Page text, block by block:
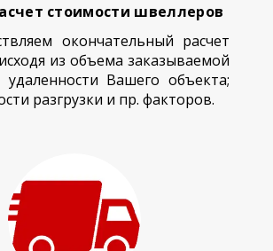
стоимости швеллеров
окончательный расчет
из объема заказываемой
удаленности Вашего объекта;
разгрузки и пр. факторов.